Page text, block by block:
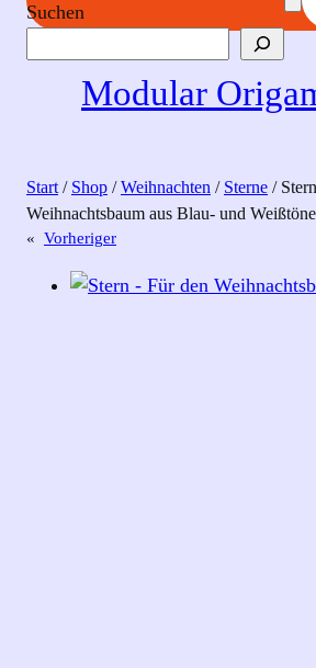
Suchen
Modular
Start/ Shop /Weihnachten / Sterne /
Weihnachtsbaum aus Blau- und
« Vorheriger